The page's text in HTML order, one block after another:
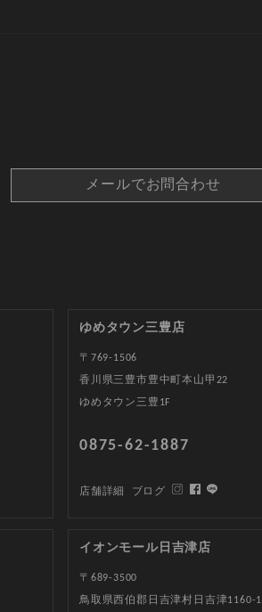
メールでお問合わせ
ゆめタウン三豊店
〒769-1506
香川県三豊市豊中町本山甲22
ゆめタウン三豊1F
0875-62-1887
店舗詳細 ブログ
イオンモール日吉津店
〒689-3500
鳥取県西伯郡日吉津村日吉津1160-1